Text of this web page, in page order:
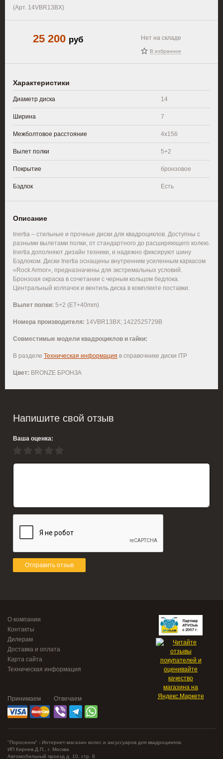
(Арт. 14VBR13BX)
25 200 руб Нет на складе
В избранное
Характеристики
Диаметр диска 14
Ширина 7
Межболтовое расстояние 4x156
Вылет полки 5+2
Покрытие бронзовое
Бэдлок Есть
Описание
Inertia – стильные и прочные диски для квадроциклов. Доступны с
разными вылетами полки, от стандартного до расширяющего колею.
Inertia дополняют дизайн техники, и надежно фиксируют шину
Бэдлоком. Диски Inertia оснащены внутренним усиленным каркасом
«Rock Armor», предназначены для экстремальных условий.
Бронзоая окраска в сочетании с черным кольцом бедлока.
Центральный колпачок и вентиль диска в комплекте поставки.
Вылет полки: 5+2 (ЕT+40mm)
Номера производителя: 14VBR13BX; 1422525729B
Совместимые модели квадроциклов и гайки:
В разделе Техническая информация в справочнике диски ITP
Цвет: BRONZE БРОНЗА
Напишите свой отзыв
Ваша оценка:
Отправить отзыв
О компании
Контакты
Дилерам
Доставка и оплата
Карта сайта
Техническая информация
Принимаем Отвечаем
"Поросенок" - Интернет-магазин колес и аксуссуаров для квадроциклов.
ИП Кирнев Д.П., г. Москва
Автомобильный проезд д. 10, стр. 8